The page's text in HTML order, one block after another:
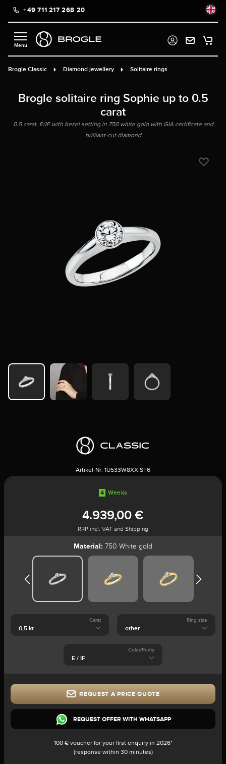
content+49 711 217 268 20
Brogle Classic Diamond jewellery Solitaire rings
Brogle solitaire ring Sophie up to 0.5
carat
0.5 carat, E/IF with bezel setting in 750 white gold with GIA certificate and
brilliant-cut diamond
Artikel-Nr: 1U533W8XX-ST6
4 Weeks
4.939,00 €
RRP incl. VAT and Shipping
Material: 750 White gold
Carat Ring size
Color/Purity
REQUEST A PRICE QUOTE
REQUEST OFFER WITH WHATSAPP
100 € voucher for your first enquiry in 2026*
(response within 30 minutes)